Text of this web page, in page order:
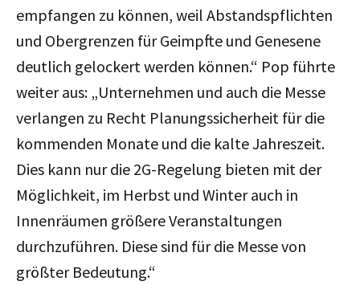
empfangen zu können, weil Abstandspflichten
und Obergrenzen für Geimpfte und Genesene
deutlich gelockert werden können.“ Pop führte
weiter aus: „Unternehmen und auch die Messe
verlangen zu Recht Planungssicherheit für die
kommenden Monate und die kalte Jahreszeit.
Dies kann nur die 2G-Regelung bieten mit der
Möglichkeit, im Herbst und Winter auch in
Innenräumen größere Veranstaltungen
durchzuführen. Diese sind für die Messe von
größter Bedeutung.“